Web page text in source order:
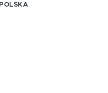
POLSKA